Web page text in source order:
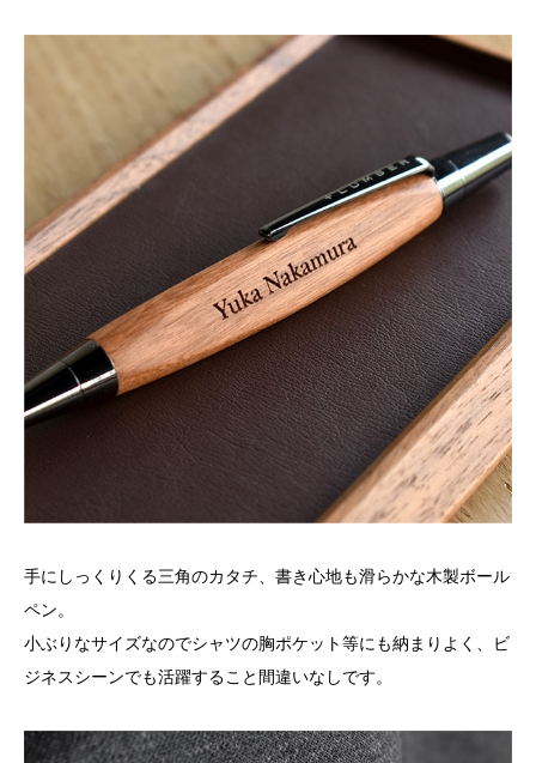
手にしっくりくる三角のカタチ、書き心地も滑らかな木製ボール
ペン。
小ぶりなサイズなのでシャツの胸ポケット等にも納まりよく、ビ
ジネスシーンでも活躍すること間違いなしです。